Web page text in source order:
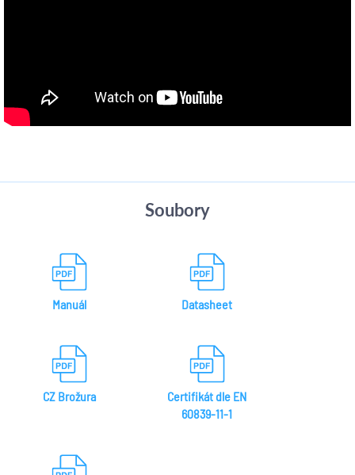
Soubory
Manuál Datasheet
CZ Brožura
Certifikát dle EN
60839-11-1